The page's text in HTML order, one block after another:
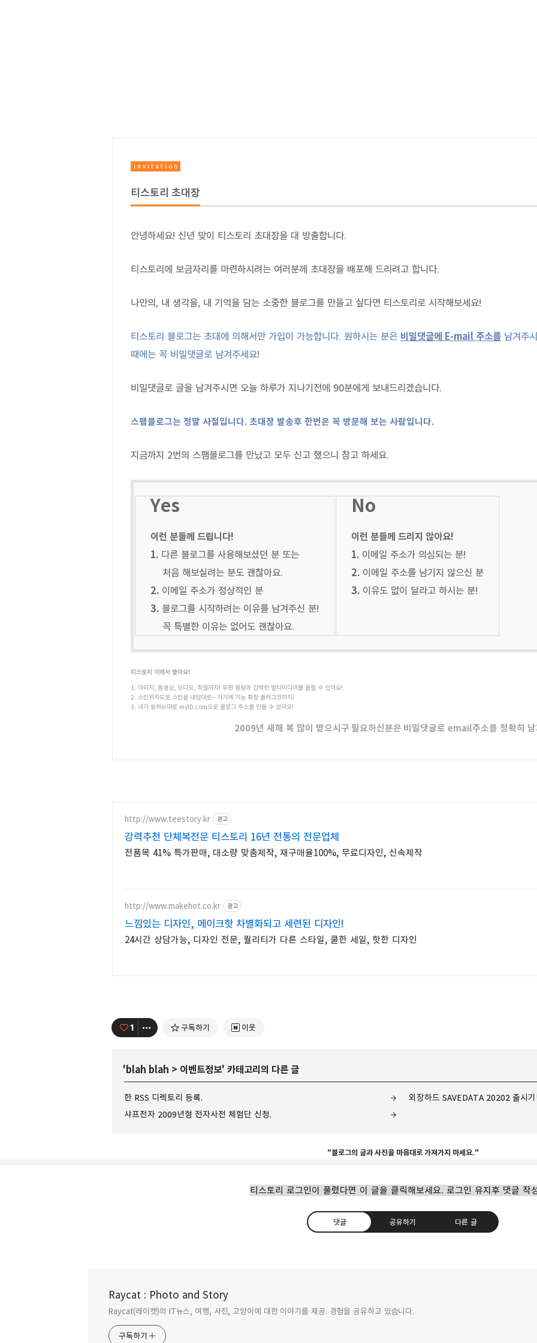
i n v i t a t i o n
티스토리 초대장
안녕하세요! 신년 맞이 티스토리 초대장을 대 방출합니다.
티스토리에 보금자리를 마련하시려는 여러분께 초대장을 배포해 드리려고 합니다.
나만의, 내 생각을, 내 기억을 담는 소중한 블로그를 만들고 싶다면 티스토리로 시작해보세요!
티스토리 블로그는 초대에 의해서만 가입이 가능합니다. 원하시는 분은 비밀댓글에 E-mail 주소를 남겨주
때에는 꼭 비밀댓글로 남겨주세요!
비밀댓글로 글을 남겨주시면 오늘 하루가 지나기전에 90분에게 보내드리겠습니다.
스팸블로그는 정말 사절입니다. 초대장 발송후 한번은 꼭 방문해 보는 사람입니다.
지금까지 2번의 스팸블로그를 만났고 모두 신고 했으니 참고 하세요.
Yes
이런 분들께 드립니다!
1. 다른 블로그를 사용해보셨던 분 또는
처음 해보실려는 분도 괜찮아요.
2. 이메일 주소가 정상적인 분
3. 블로그를 시작하려는 이유를 남겨주신 분!
꼭 특별한 이유는 없어도 괜찮아요.
No
이런 분들께 드리지 않아요!
1. 이메일 주소가 의심되는 분!
2. 이메일 주소를 남기지 않으신 분
3. 이유도 없이 달라고 하시는 분!
티스토리 이래서 좋아요!
1. 이미지, 동영상, 오디오, 파일까지! 무한 용량과 강력한 멀티미디어를 올릴 수 있어요!
2. 스킨위자드로 스킨을 내맘대로~ 거기에 기능 확장 플러그인까지!
3. 내가 원하는대로 myID.com으로 블로그 주소를 만들 수 있어요!
2009년 새해 복 많이 받으시구 필요하신분은 비밀댓글로 email주소를 정확히
http://www.teestory.kr 광고
강력추천 단체복전문 티스토리 16년 전통의 전문업체
전품목 41% 특가판매, 대소량 맞춤제작, 재구매율100%, 무료디자인, 신속제작
http://www.makehot.co.kr 광고
느낌있는 디자인, 메이크핫 차별화되고 세련된 디자인!
24시간 상담가능, 디자인 전문, 퀄리티가 다른 스타일, 쿨한 세일, 핫한 디자인
1 구독하기 이웃
' blah blah > 이벤트정보' 카테고리의 다른 글
한 RSS 디렉토리 등록.
외장하드 SAVEDATA 20202 출시
샤프전자 2009년형 전자사전 체험단 신청.
"블로그의 글과 사진을 마음대로 가져가지 마세요."
티스토리 로그인이 풀렸다면 이 글을 클릭해보세요. 로그인 유지후 댓글 작
댓글 공유하기 다른 글
Raycat : Photo and Story
Raycat(레이캣)의 IT뉴스, 여행, 사진, 고양이에 대한 이야기를 제공. 경험을 공유하고 있습니다.
구독하기
티스토리 2차도메인으로 변경작업 끝.